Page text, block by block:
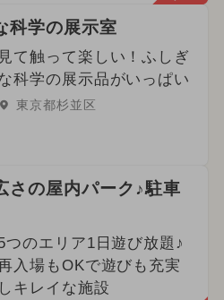
ト グルメフェス
ト 春休み
ト
アート
ト
科学の展示室
見て触って楽しい！ふしぎ
科学の展示品がいっぱい
東京都杉並区
さの屋内パーク♪駐車
つのエリア1日遊び放題♪
入場もOKで遊びも充実
しキレイな施設